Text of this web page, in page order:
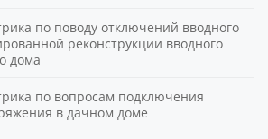
по поводу отключений вводного
реконструкции вводного
дома
по вопросам подключения
в дачном доме